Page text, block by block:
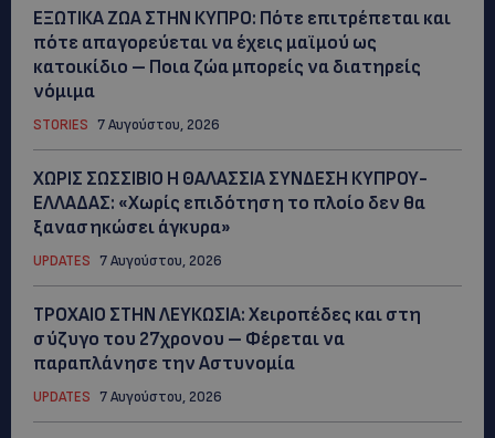
ΕΞΩΤΙΚΑ ΖΩΑ ΣΤΗΝ ΚΥΠΡΟ: Πότε επιτρέπεται και
πότε απαγορεύεται να έχεις μαϊμού ως
κατοικίδιο – Ποια ζώα μπορείς να διατηρείς
νόμιμα
STORIES 7 Αυγούστου, 2026
ΧΩΡΙΣ ΣΩΣΣΙΒΙΟ Η ΘΑΛΑΣΣΙΑ ΣΥΝΔΕΣΗ ΚΥΠΡΟΥ-
ΕΛΛΑΔΑΣ: «Χωρίς επιδότηση το πλοίο δεν θα
ξανασηκώσει άγκυρα»
UPDATES 7 Αυγούστου, 2026
ΤΡΟΧΑΙΟ ΣΤΗΝ ΛΕΥΚΩΣΙΑ: Χειροπέδες και στη
σύζυγο του 27χρονου – Φέρεται να
παραπλάνησε την Αστυνομία
UPDATES 7 Αυγούστου, 2026